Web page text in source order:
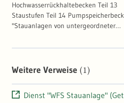
Hochwasserrückhaltebecken Teil 13
Staustufen Teil 14
"Stauanlagen von untergeordneter
Weitere Verweise (1)
Dienst "WFS Stauanlage"